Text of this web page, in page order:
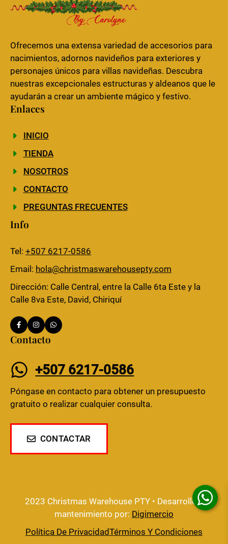
Ofrecemos una extensa variedad de accesorios para
nacimientos, adornos navideños para exteriores y
personajes únicos para villas navideñas. Descubra
nuestras excepcionales estructuras y aldeanos que le
ayudarán a crear un ambiente mágico y festivo.
Enlaces
INICIO
TIENDA
NOSOTROS
CONTACTO
PREGUNTAS FRECUENTES
Info
Tel: +507 6217-0586
Email: hola@christmaswarehousepty.com
Dirección: Calle Central, entre la Calle 6ta Este y la
Calle 8va Este, David, Chiriquí
Contacto
+507 6217-0586
Póngase en contacto para obtener un presupuesto
gratuito o realizar cualquier consulta.
CONTACTAR
2023 Christmas Warehouse PTY • Desarrollo y
mantenimiento por: Digimercio
Política De PrivacidadTérminos Y Condiciones